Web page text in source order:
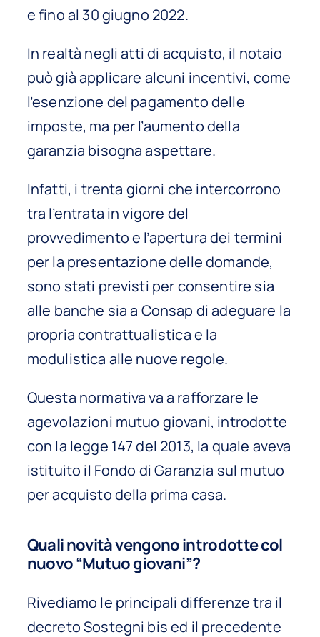
e fino al 30 giugno 2022.
In realtà negli atti di acquisto, il notaio
può già applicare alcuni incentivi, come
l’esenzione del pagamento delle
imposte, ma per l’aumento della
garanzia bisogna aspettare.
Infatti, i trenta giorni che intercorrono
tra l’entrata in vigore del
provvedimento e l’apertura dei termini
per la presentazione delle domande,
sono stati previsti per consentire sia
alle banche sia a Consap di adeguare la
propria contrattualistica e la
modulistica alle nuove regole.
Questa normativa va a rafforzare le
agevolazioni mutuo giovani, introdotte
con la legge 147 del 2013, la quale aveva
istituito il Fondo di Garanzia sul mutuo
per acquisto della prima casa.
Quali novità vengono introdotte col
nuovo “Mutuo giovani”?
Rivediamo le principali differenze tra il
decreto Sostegni bis ed il precedente